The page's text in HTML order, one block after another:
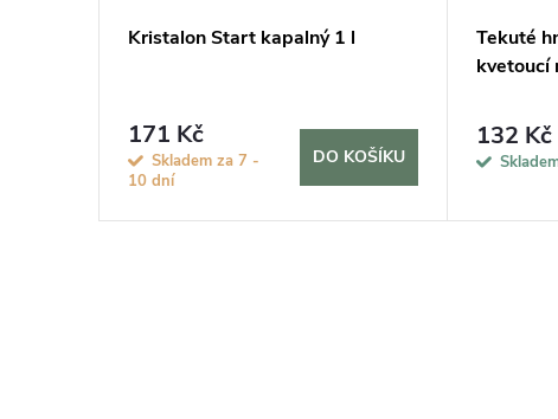
Kristalon Start kapalný 1 l
171 Kč
Skladem za 7 -
10 dní
DO KOŠÍKU
Tekuté
kvetoucí
132 Kč